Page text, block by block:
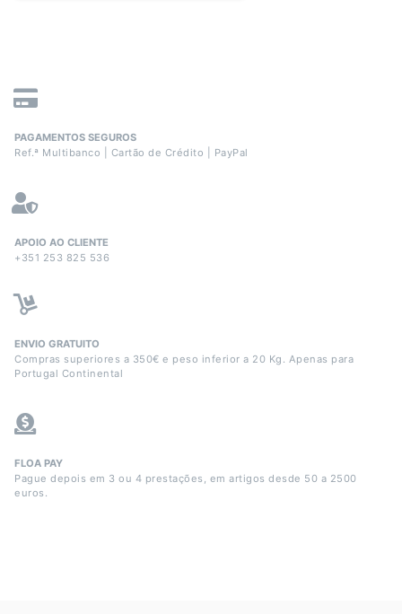
PAGAMENTOS SEGUROS
Ref.ª Multibanco | Cartão de Crédito | PayPal
APOIO AO CLIENTE
+351 253 825 536
ENVIO GRATUITO
Compras superiores a 350€ e peso inferior a 20 Kg. Apenas para
Portugal Continental
FLOA PAY
Pague depois em 3 ou 4 prestações, em artigos desde 50 a 2500
euros.